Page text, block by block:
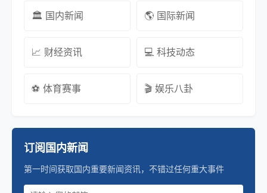
🏛️ 国内新闻 🌎 国际新闻
📈 财经资讯 💻 科技动态
⚽ 体育赛事 🎬 娱乐八卦
订阅国内新闻
第一时间获取国内重要新闻资讯，不错过任何重大事件